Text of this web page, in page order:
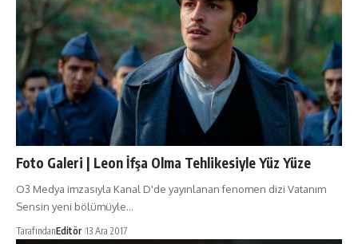
Foto Galeri | Leon İfşa Olma Tehlikesiyle Yüz Yüze
O3 Medya imzasıyla Kanal D'de yayınlanan fenomen dizi Vatanım
Sensin yeni bölümüyle…
TarafındanEditör 13 Ara 2017